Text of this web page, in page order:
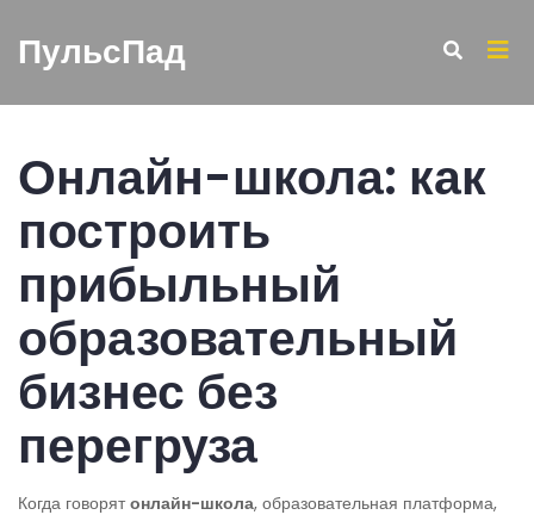
ПульсПад
Онлайн-школа: как
построить
прибыльный
образовательный
бизнес без
перегруза
Когда говорятонлайн-школа, образовательная платформа,